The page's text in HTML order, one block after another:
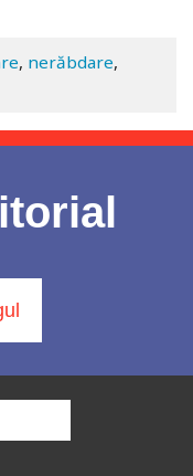
, nerăbdare,